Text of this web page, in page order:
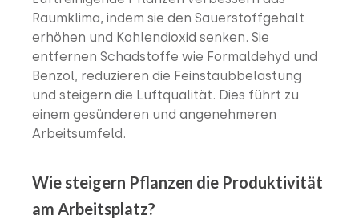
Raumklima, indem sie den Sauerstoffgehalt
erhöhen und Kohlendioxid senken. Sie
entfernen Schadstoffe wie Formaldehyd und
Benzol, reduzieren die Feinstaubbelastung
und steigern die Luftqualität. Dies führt zu
einem gesünderen und angenehmeren
Arbeitsumfeld.
Wie steigern Pflanzen die Produktivität
am Arbeitsplatz?